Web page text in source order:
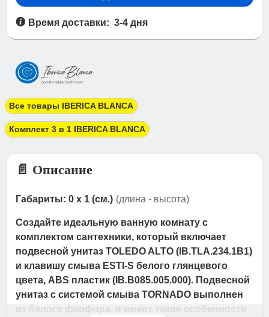
Время доставки: 3-4 дня
Все товары IBERICA BLANCA
Комплект 3 в 1 IBERICA BLANCA
📄 Описание
Габариты: 0 x 1 (см.) (длина - высота)
Создайте идеальную ванную комнату с
комплектом сантехники, который включает
подвесной унитаз TOLEDO ALTO (IB.TLA.234.1B1)
и клавишу смыва ESTI-S белого глянцевого
цвета, ABS пластик (IB.B085.005.000). Подвесной
унитаз с системой смыва TORNADO выполнен
из белого фарфора, и имеет такие особенности